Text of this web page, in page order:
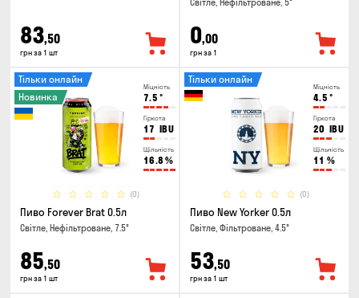
83,50
грн за 1 шт
Світле, Нефільтроване, 5°
0,00
грн за 1
Міцність
7.5 °
Гіркота
17 IBU
Щільність
16.8 %
(0)
Тільки онлайн
Новинка
Пиво Forever Brat 0.5л
Світле, Нефільтроване, 7.5°
85,50
грн за 1 шт
Міцність
4.5 °
Гіркота
20 IBU
Щільність
11 %
(0)
Тільки онлайн
Пиво New Yorker 0.5л
Світле, Фільтроване, 4.5°
53,50
грн за 1 шт